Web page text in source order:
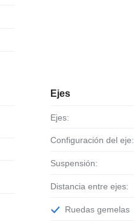
Ejes
Ejes:
Configuración del eje:
Suspensión:
Distancia entre ejes:
Ruedas gemelas